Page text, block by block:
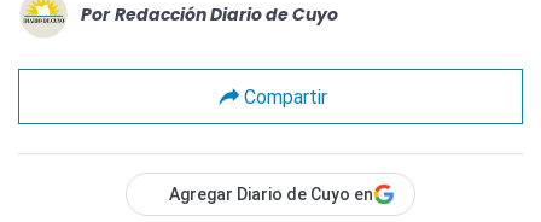
Por Redacción Diario de Cuyo
Compartir
Agregar Diario de Cuyo en